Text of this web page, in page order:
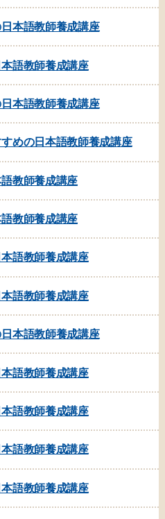
本語教師養成講座
語教師養成講座
本語教師養成講座
めの日本語教師養成講座
教師養成講座
教師養成講座
語教師養成講座
語教師養成講座
本語教師養成講座
語教師養成講座
語教師養成講座
語教師養成講座
語教師養成講座